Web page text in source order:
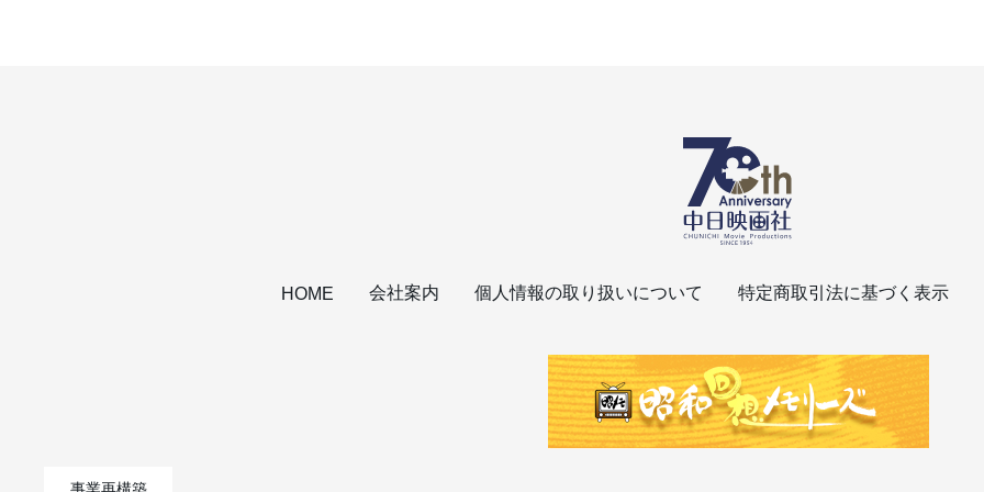
HOME 会社案内 個人情報の取り扱いについて 特定商取引法に基づく表示